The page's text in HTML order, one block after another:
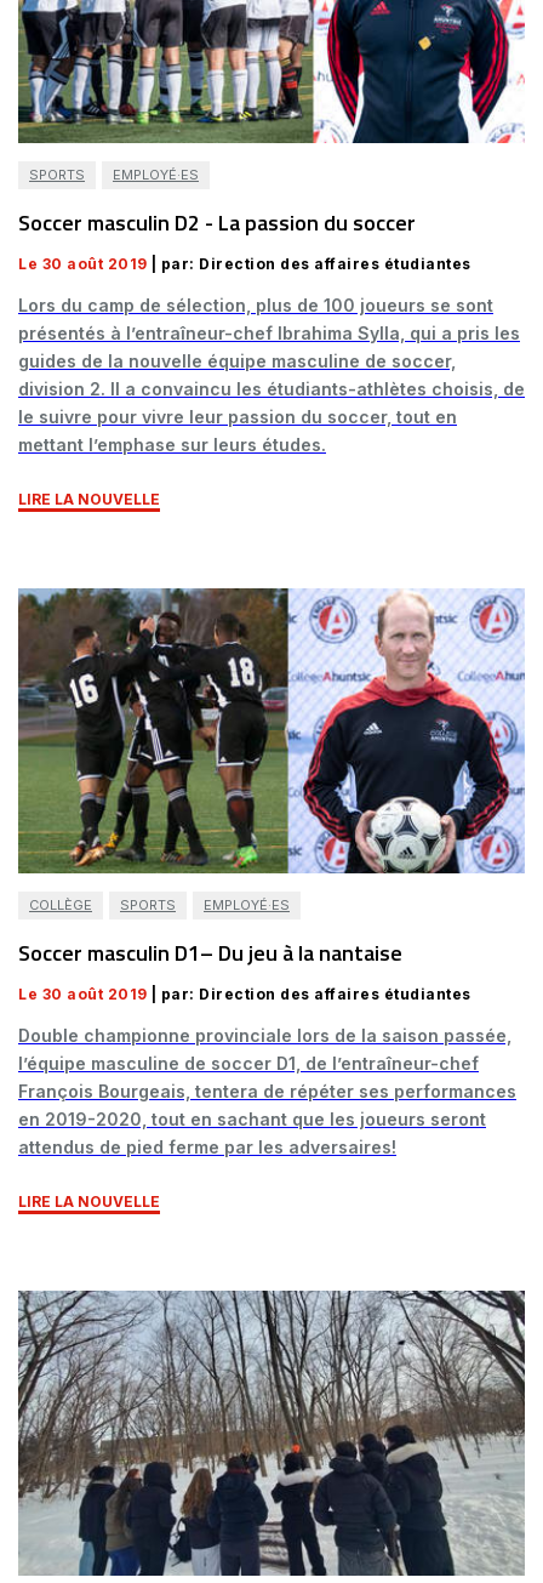
SPORTS EMPLOYÉ·ES
Soccer masculin D2 - La passion du soccer
Le 30 août 2019 | par: Direction des affaires étudiantes
Lors du camp de sélection, plus de 100 joueurs se sont
présentés à l’entraîneur-chef Ibrahima Sylla, qui a pris les
guides de la nouvelle équipe masculine de soccer,
division 2. Il a convaincu les étudiants-athlètes choisis, de
le suivre pour vivre leur passion du soccer, tout en
mettant l’emphase sur leurs études.
LIRE LA NOUVELLE
COLLÈGE SPORTS EMPLOYÉ·ES
Soccer masculin D1– Du jeu à la nantaise
Le 30 août 2019 | par: Direction des affaires étudiantes
Double championne provinciale lors de la saison passée,
l’équipe masculine de soccer D1, de l’entraîneur-chef
François Bourgeais, tentera de répéter ses performances
en 2019-2020, tout en sachant que les joueurs seront
attendus de pied ferme par les adversaires!
LIRE LA NOUVELLE